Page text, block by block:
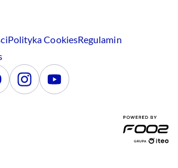
PolitykaCookiesRegulamin
InstagramYoutube